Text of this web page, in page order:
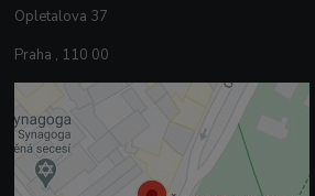
Opletalova 37
Praha , 110 00